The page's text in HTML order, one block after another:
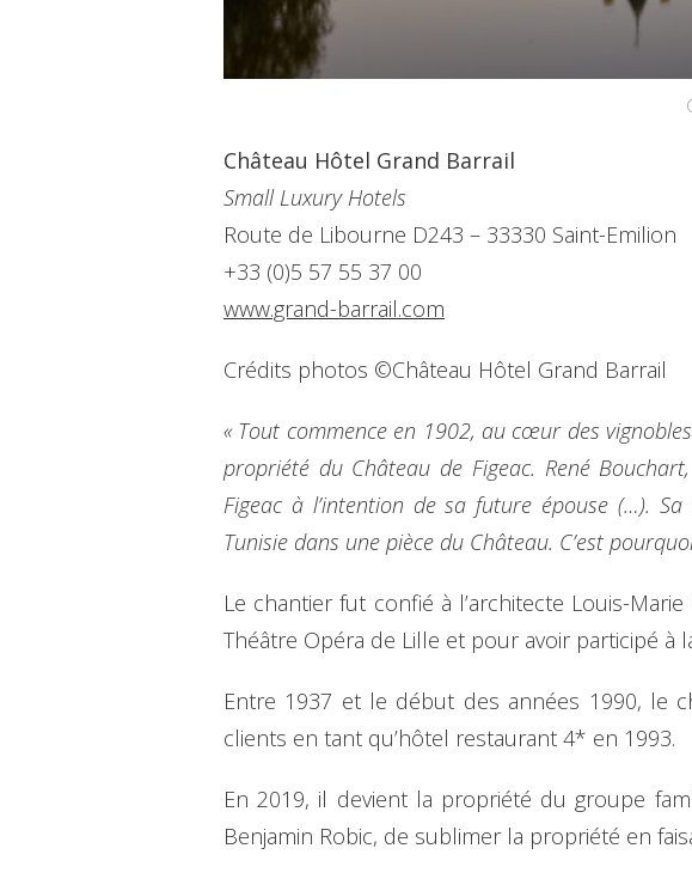
Château Hôtel Grand Barrail
Small Luxury Hotels
Route de Libourne D243 – 33330 Saint-Emilion
+33 (0)5 57 55 37 00
www.grand-barrail.com
Crédits photos ©Château Hôtel Grand Barrail
« Tout commence en 1902, au cœur des
propriété du Château de Figeac. René
Figeac à l’intention de sa future épouse (…).
Tunisie dans une pièce du Château. C’est
Le chantier fut confié à l’architecte Louis-
Théâtre Opéra de Lille et pour avoir participé à
Entre 1937 et le début des années 1990, le
clients en tant qu’hôtel restaurant 4* en 1993.
En 2019, il devient la propriété du groupe
Benjamin Robic, de sublimer la propriété en